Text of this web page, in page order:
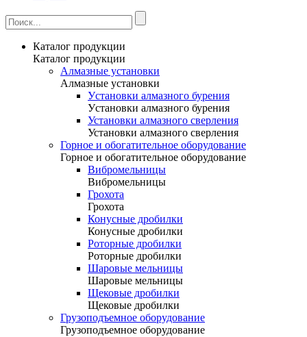
Каталог продукции
Каталог продукции
Алмазные установки
Алмазные установки
Уcтановки алмазного бурения
Уcтановки алмазного бурения
Установки алмазного сверления
Установки алмазного сверления
Горное и обогатительное оборудование
Горное и обогатительное оборудование
Вибромельницы
Вибромельницы
Грохота
Грохота
Конусные дробилки
Конусные дробилки
Роторные дробилки
Роторные дробилки
Шаровые мельницы
Шаровые мельницы
Щековые дробилки
Щековые дробилки
Грузоподъемное оборудование
Грузоподъемное оборудование